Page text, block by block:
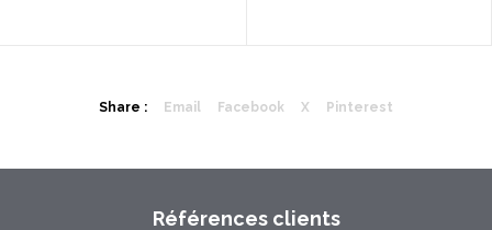
Share : Email Facebook X Pinterest
Références clients